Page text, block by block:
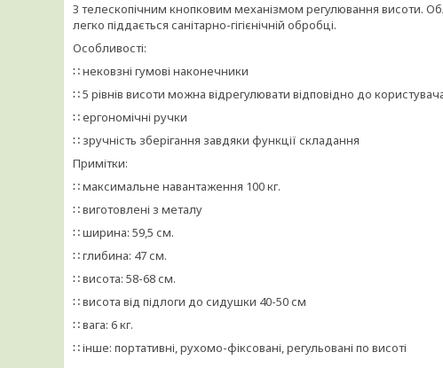
З телескопічним кнопковим механізмом регулювання висоти.
легко піддається санітарно-гігієнічній обробці.
Особливості:
∷ нековзні гумові наконечники
∷ 5 рівнів висоти можна відрегулювати відповідно до
∷ ергономічні ручки
∷ зручність зберігання завдяки функції складання
Примітки:
∷ максимальне навантаження 100 кг.
∷ виготовлені з металу
∷ ширина: 59,5 см.
∷ глибина: 47 см.
∷ висота: 58-68 см.
∷ висота від підлоги до сидушки 40-50 см
∷ вага: 6 кг.
∷ інше: портативні, рухомо-фіксовані, регульовані по висоті